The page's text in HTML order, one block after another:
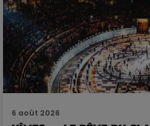
6 août 2026